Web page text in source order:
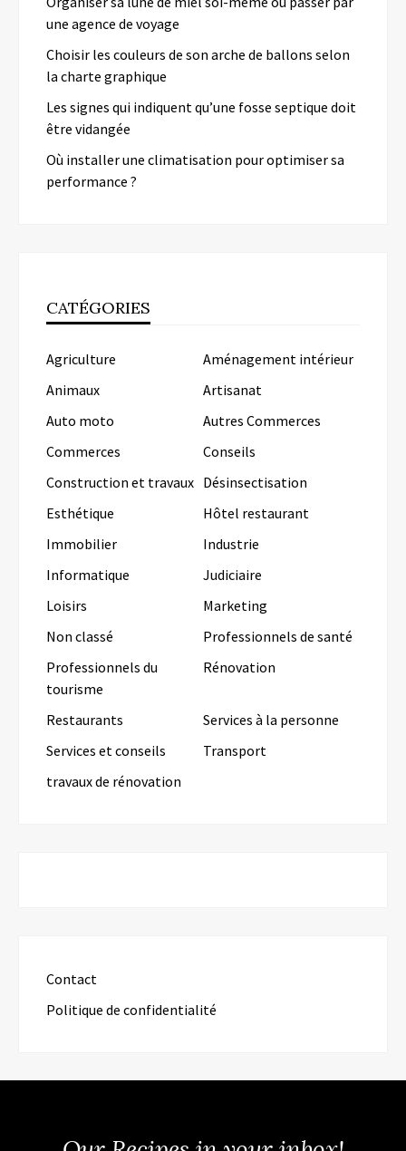
une agence de voyage
Choisir les couleurs de son arche de ballons selon
la charte graphique
Les signes qui indiquent qu’une fosse septique doit
être vidangée
Où installer une climatisation pour optimiser sa
performance ?
CATÉGORIES
Agriculture
Aménagement intérieur
Animaux
Artisanat
Auto moto
Autres Commerces
Commerces
Conseils
Construction et travaux Désinsectisation
Esthétique
Hôtel restaurant
Immobilier
Industrie
Informatique
Judiciaire
Loisirs
Marketing
Non classé
Professionnels de santé
Professionnels du
tourisme
Rénovation
Restaurants
Services à la personne
Services et conseils
Transport
travaux de rénovation
Contact
Politique de confidentialité